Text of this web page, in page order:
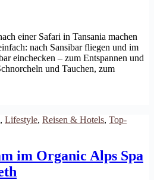
einer Safari in Tansania machen
nach Sansibar fliegen und im
einchecken – zum Entspannen und
und Tauchen, zum
, Lifestyle, Reisen & Hotels, Top-
im Organic Alps Spa